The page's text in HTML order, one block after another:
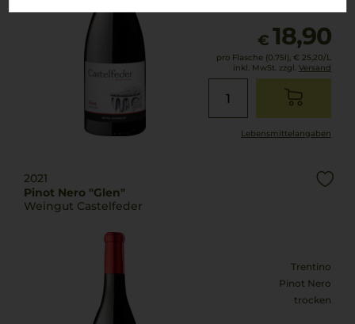
€ 18,90
pro Flasche (0.75l), € 25,20/L
inkl. MwSt. zzgl. Versand
Lebensmittel­angaben
2021
Pinot Nero "Glen"
Weingut Castelfeder
Trentino
Pinot Nero
trocken